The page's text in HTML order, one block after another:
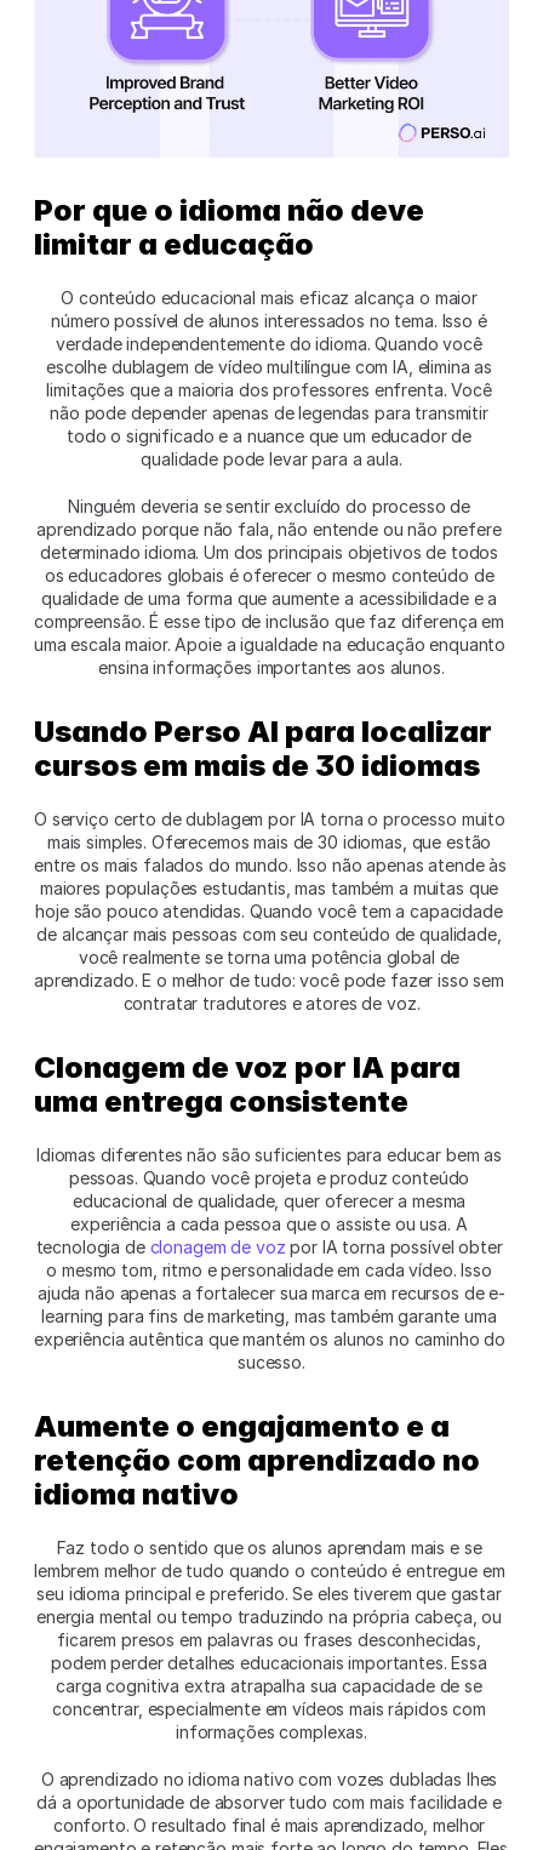
Por que o idioma não deve
limitar a educação
O conteúdo educacional mais eficaz alcança o maior
número possível de alunos interessados no tema. Isso é
verdade independentemente do idioma. Quando você
escolhe dublagem de vídeo multilíngue com IA, elimina as
limitações que a maioria dos professores enfrenta. Você
não pode depender apenas de legendas para transmitir
todo o significado e a nuance que um educador de
qualidade pode levar para a aula.
Ninguém deveria se sentir excluído do processo de
aprendizado porque não fala, não entende ou não prefere
determinado idioma. Um dos principais objetivos de todos
os educadores globais é oferecer o mesmo conteúdo de
qualidade de uma forma que aumente a acessibilidade e a
compreensão. É esse tipo de inclusão que faz diferença em
uma escala maior. Apoie a igualdade na educação enquanto
ensina informações importantes aos alunos.
Usando Perso AI para localizar
cursos em mais de 30 idiomas
O serviço certo de dublagem por IA torna o processo muito
mais simples. Oferecemos mais de 30 idiomas, que estão
entre os mais falados do mundo. Isso não apenas atende às
maiores populações estudantis, mas também a muitas que
hoje são pouco atendidas. Quando você tem a capacidade
de alcançar mais pessoas com seu conteúdo de qualidade,
você realmente se torna uma potência global de
aprendizado. E o melhor de tudo: você pode fazer isso sem
contratar tradutores e atores de voz.
Clonagem de voz por IA para
uma entrega consistente
Idiomas diferentes não são suficientes para educar bem as
pessoas. Quando você projeta e produz conteúdo
educacional de qualidade, quer oferecer a mesma
experiência a cada pessoa que o assiste ou usa. A
tecnologia de clonagem de voz por IA torna possível obter
o mesmo tom, ritmo e personalidade em cada vídeo. Isso
ajuda não apenas a fortalecer sua marca em recursos de e-
learning para fins de marketing, mas também garante uma
experiência autêntica que mantém os alunos no caminho do
sucesso.
Aumente o engajamento e a
retenção com aprendizado no
idioma nativo
Faz todo o sentido que os alunos aprendam mais e se
lembrem melhor de tudo quando o conteúdo é entregue em
seu idioma principal e preferido. Se eles tiverem que gastar
energia mental ou tempo traduzindo na própria cabeça, ou
ficarem presos em palavras ou frases desconhecidas,
podem perder detalhes educacionais importantes. Essa
carga cognitiva extra atrapalha sua capacidade de se
concentrar, especialmente em vídeos mais rápidos com
informações complexas.
O aprendizado no idioma nativo com vozes dubladas lhes
dá a oportunidade de absorver tudo com mais facilidade e
conforto. O resultado final é mais aprendizado, melhor